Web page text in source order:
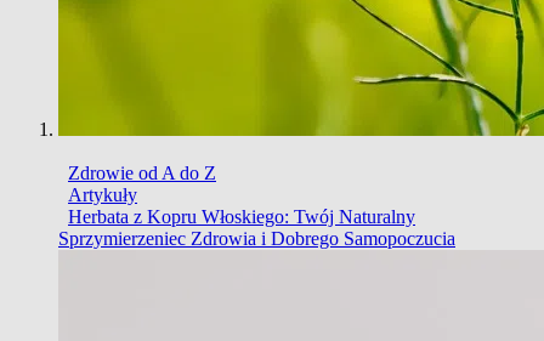
Zdrowie od A do Z
Artykuły
Herbata z Kopru Włoskiego: Twój Naturalny
Sprzymierzeniec Zdrowia i Dobrego Samopoczucia